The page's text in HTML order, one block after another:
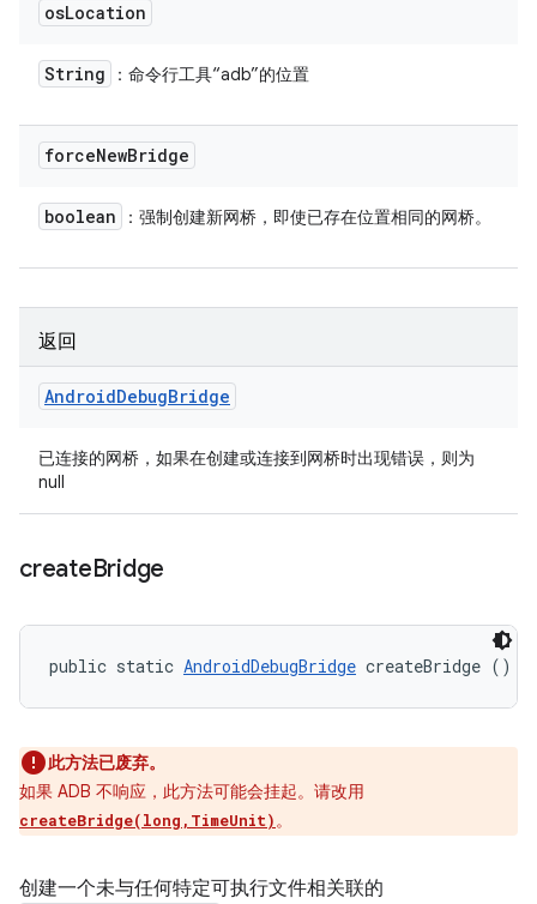
osLocation
String ：命令行工具“adb”的位置
forceNewBridge
boolean ：强制创建新网桥，即使已存在位置相同的网桥。
返回
AndroidDebugBridge
已连接的网桥，如果在创建或连接到网桥时出现错误，则为
null
createBridge
public static AndroidDebugBridge createBridge ()
此方法已废弃。
如果 ADB 不响应，此方法可能会挂起。请改用
createBridge(long,TimeUnit)。
创建一个未与任何特定可执行文件相关联的